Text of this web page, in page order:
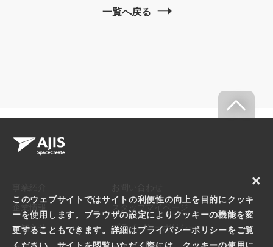
一覧へ戻る
お知らせ プライバシーポリシー
このウェブサイトではサイトの利便性の向上を目的にクッキ
ーを使用します。ブラウザの設定によりクッキーの機能を変
更することもできます。詳細はプライバシーポリシーをご覧
×